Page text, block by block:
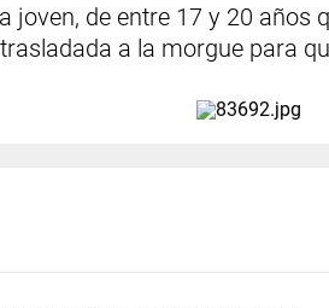
joven, de entre 17 y 20 años
a la morgue para